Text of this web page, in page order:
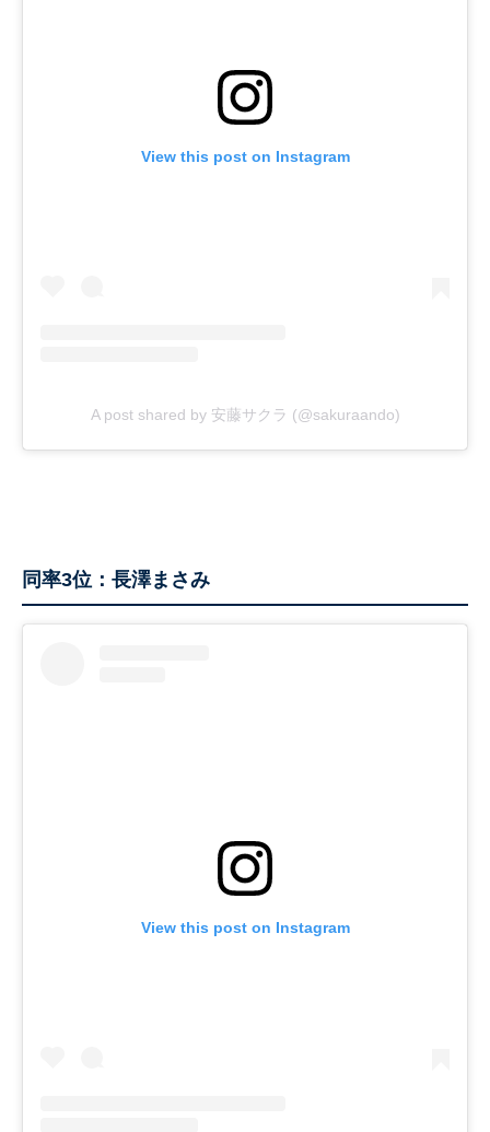
View this post on Instagram
A post shared by 安藤サクラ (@sakuraando)
同率3位：長澤まさみ
View this post on Instagram